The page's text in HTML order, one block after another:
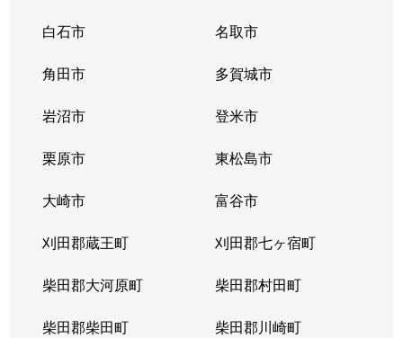
白石市 名取市
角田市 多賀城市
岩沼市 登米市
栗原市 東松島市
大崎市 富谷市
刈田郡蔵王町 刈田郡七ヶ宿町
柴田郡大河原町 柴田郡村田町
柴田郡柴田町 柴田郡川崎町